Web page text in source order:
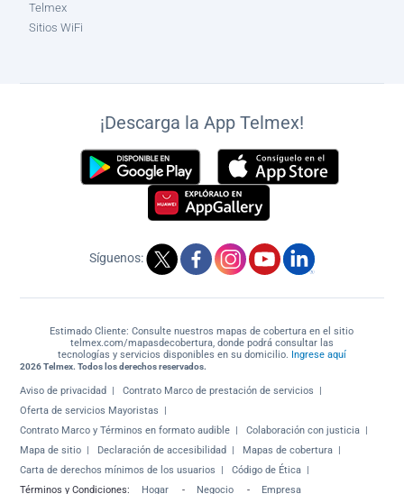
Telmex
Sitios WiFi
¡Descarga la App Telmex!
Síguenos:
Estimado Cliente: Consulte nuestros mapas de cobertura en el sitio
telmex.com/mapasdecobertura, donde podrá consultar las
tecnologías y servicios disponibles en su domicilio. Ingrese aquí
2026 Telmex. Todos los derechos reservados.
Aviso de privacidad
Contrato Marco de prestación de servicios
Oferta de servicios Mayoristas
Contrato Marco y Términos en formato audible
Colaboración con justicia
Mapa de sitio
Declaración de accesibilidad
Mapas de cobertura
Carta de derechos mínimos de los usuarios
Código de Ética
Términos y Condiciones:
Hogar - Negocio - Empresa